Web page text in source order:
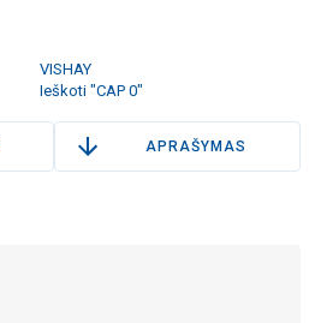
VISHAY
Ieškoti "CAP 0"
APRAŠYMAS